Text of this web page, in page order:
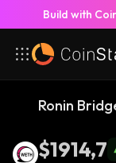
Build with
Ronin
$1914,7